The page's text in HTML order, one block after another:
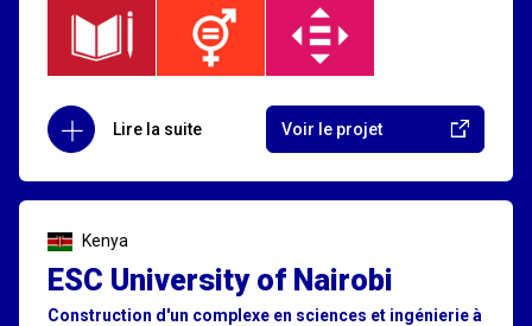
Lire la suite Voir le projet
Kenya
ESC University of Nairobi
Construction d'un complexe en sciences et ingénierie à